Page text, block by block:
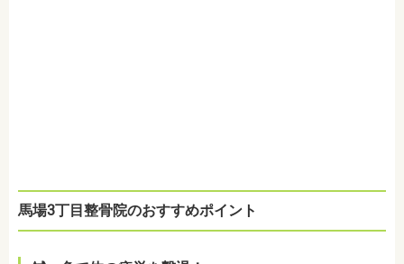
馬場3丁目整骨院のおすすめポイント